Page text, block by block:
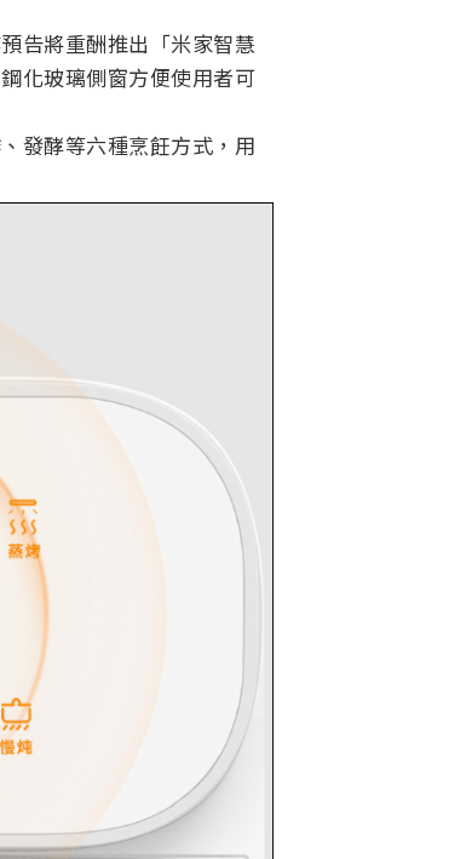
告將重酬推出「米家智慧
化玻璃側窗方便使用者可
發酵等六種烹飪方式，用